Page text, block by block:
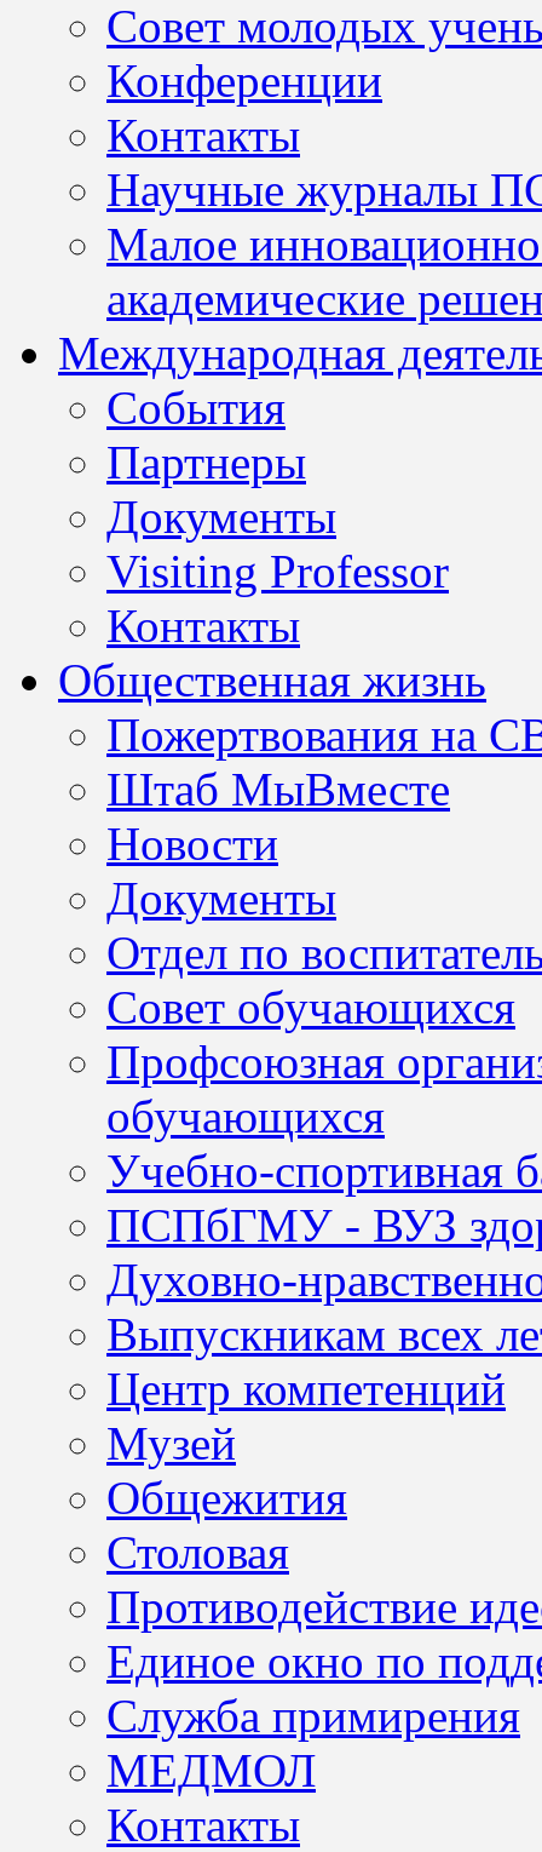
Совет молодых
Конференции
Контакты
Научные журналы
Малое
академические
Международная
События
Партнеры
Документы
Visiting Professor
Контакты
Общественная жизнь
Пожертвования на
Штаб МыВместе
Новости
Документы
Отдел по
Совет обучающихся
Профсоюзная
обучающихся
Учебно-спортивная
ПСПбГМУ - ВУЗ
Духовно-
Выпускникам всех
Центр компетенций
Музей
Общежития
Столовая
Противодействие
Единое окно по
Служба примирения
МЕДМОЛ
Контакты